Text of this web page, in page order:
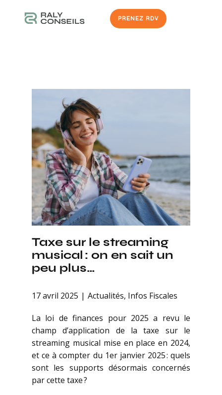
PRENEZ RDV
Taxe sur le streaming
musical : on en sait un
peu plus…
17 avril 2025 Actualités, Infos Fiscales
La loi de finances pour 2025 a revu le
champ d’application de la taxe sur le
streaming musical mise en place en 2024,
et ce à compter du 1er janvier 2025 : quels
sont les supports désormais concernés
par cette taxe ?